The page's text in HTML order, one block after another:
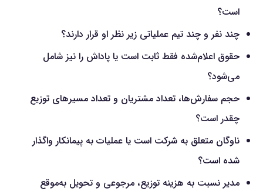
است؟
چند نفر و چند تیم عملیاتی زیر نظر او قرار دارند؟
حقوق اعلام‌شده فقط ثابت است یا پاداش را نیز شامل
می‌شود؟
حجم سفارش‌ها، تعداد مشتریان و تعداد مسیرهای توزیع
چقدر است؟
ناوگان متعلق به شرکت است یا عملیات به پیمانکار واگذار
شده است؟
مدیر نسبت به هزینه توزیع، مرجوعی و تحویل به‌موقع